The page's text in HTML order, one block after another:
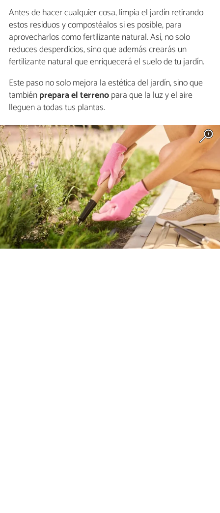
Antes de hacer cualquier cosa, limpia el jardín retirando
estos residuos y compostéalos si es posible, para
aprovecharlos como fertilizante natural. Así, no solo
reduces desperdicios, sino que además crearás un
fertilizante natural que enriquecerá el suelo de tu jardín.
Este paso no solo mejora la estética del jardín, sino que
tambiénprepara el terrenopara que la luz y el aire
lleguen a todas tus plantas.